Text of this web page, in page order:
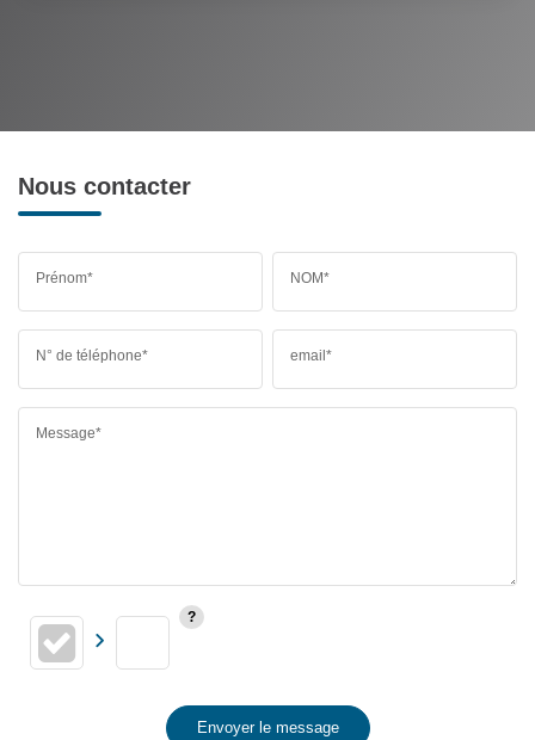
Nous contacter
Prénom* NOM*
N° de téléphone* email*
Message*
Envoyer le message